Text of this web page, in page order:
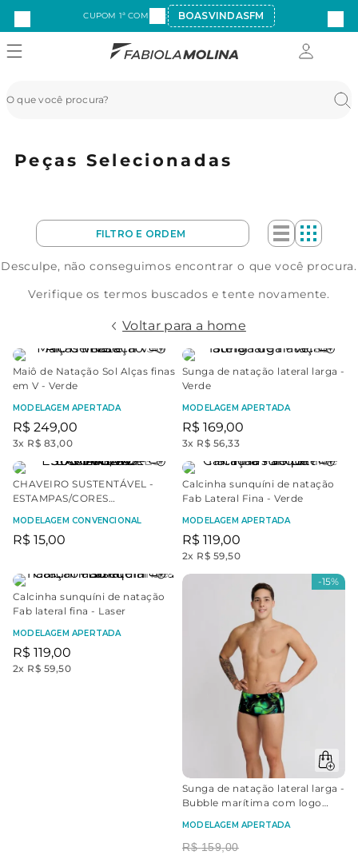
CUPOM 1ª COMPRA: BOASVINDASFM
Peças Selecionadas
Desculpe, não conseguimos encontrar o que você procura.
Verifique os termos buscados e tente novamente.
Voltar para a home
Maiô de Natação Sol Alças finas
em V - Verde
MODELAGEM APERTADA
R$ 249,00
3x R$ 83,00
Sunga de natação lateral larga -
Verde
MODELAGEM APERTADA
R$ 169,00
3x R$ 56,33
CHAVEIRO SUSTENTÁVEL -
ESTAMPAS/CORES
MODELAGEM CONVENCIONAL
R$ 15,00
Calcinha sunquíni de natação
Fab Lateral Fina - Verde
MODELAGEM APERTADA
R$ 119,00
2x R$ 59,50
Calcinha sunquíni de natação
Fab lateral fina - Laser
MODELAGEM APERTADA
R$ 119,00
2x R$ 59,50
-15%
Sunga de natação lateral larga -
Bubble marítima com logo
MODELAGEM APERTADA
R$ 159,00